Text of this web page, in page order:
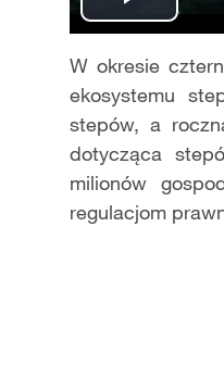
Play
Video
W okresie
ekosystemu
stepów, a
dotycząca
milionów
regulacjom